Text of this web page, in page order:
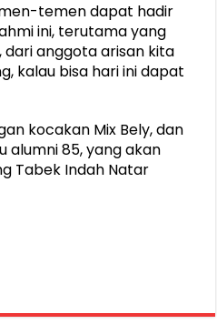
temen dapat hadir
ini, terutama yang
dari anggota arisan kita
kalau bisa hari ini dapat
kocakan Mix Bely, dan
alumni 85, yang akan
Tabek Indah Natar